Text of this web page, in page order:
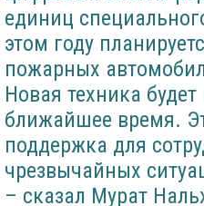
единиц
этом году
пожарных
Новая техника
ближайшее время.
поддержка для
чрезвычайных
– сказал Мурат